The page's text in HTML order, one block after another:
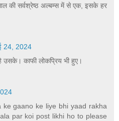
की सर्वश्रेष्ठ अल्बम्स में से एक, इसके हर
24, 2024
उसके। काफी लोकप्रिय भी हुए।
ke gaano ke liye bhi yaad rakha
par koi post likhi ho to please